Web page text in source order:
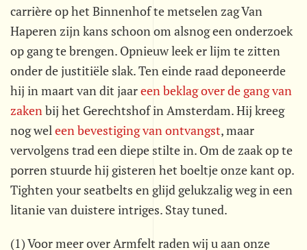
carrière op het Binnenhof te metselen zag Van
Haperen zijn kans schoon om alsnog een onderzoek
op gang te brengen. Opnieuw leek er lijm te zitten
onder de justitiële slak. Ten einde raad deponeerde
hij in maart van dit jaareen beklag over de gang van
zakenbij het Gerechtshof in Amsterdam. Hij kreeg
nog weleen bevestiging van ontvangst, maar
vervolgens trad een diepe stilte in. Om de zaak op te
porren stuurde hij gisteren het boeltje onze kant op.
Tighten your seatbelts en glijd gelukzalig weg in een
litanie van duistere intriges. Stay tuned.
(1) Voor meer over Armfelt raden wij u aan onze